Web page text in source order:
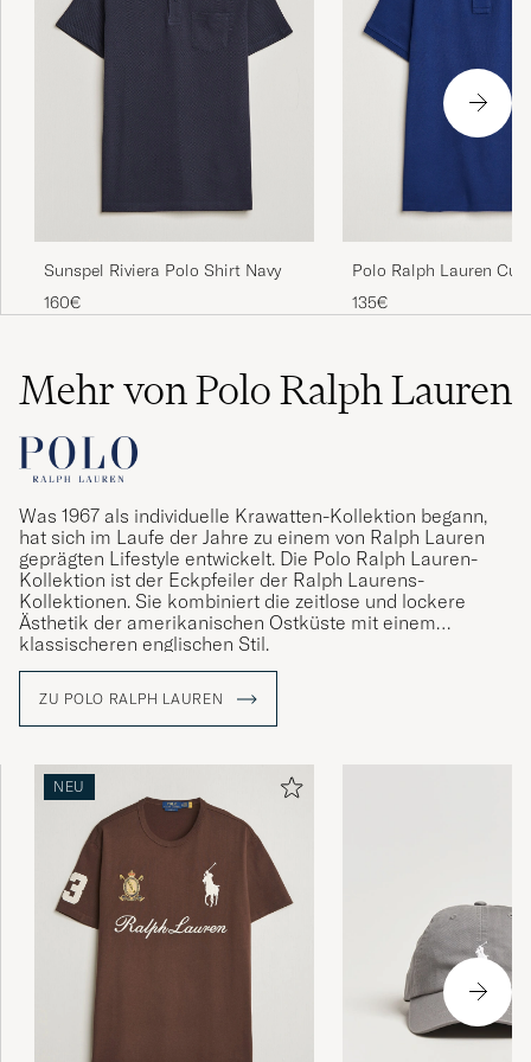
Sunspel Riviera Polo Shirt Navy
160€
Polo Ralph Lauren
Fit Polo Fall Royal
135€
Mehr von Polo Ralph Lauren
Was 1967 als individuelle Krawatten-Kollektion begann,
hat sich im Laufe der Jahre zu einem von Ralph Lauren
geprägten Lifestyle entwickelt. Die Polo Ralph Lauren-
Kollektion ist der Eckpfeiler der Ralph Laurens-
Kollektionen. Sie kombiniert die zeitlose und lockere
Ästhetik der amerikanischen Ostküste mit einem
klassischeren englischen Stil.
ZU POLO RALPH LAUREN
NEU